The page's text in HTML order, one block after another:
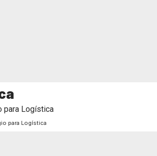
para Logística